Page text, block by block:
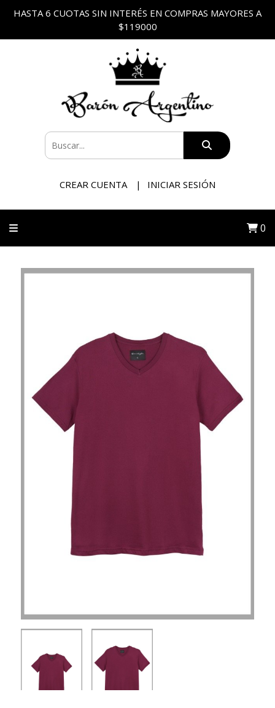
HASTA 6 CUOTAS SIN INTERÉS EN COMPRAS MAYORES A
$119000
CREAR CUENTA INICIAR SESIÓN
0